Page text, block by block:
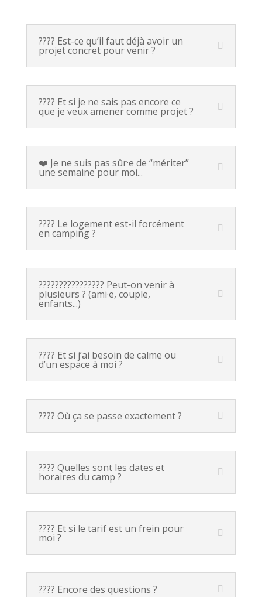
???? Est-ce qu’il faut déjà avoir un
projet concret pour venir ?
???? Et si je ne sais pas encore ce
que je veux amener comme projet ?
❤️ Je ne suis pas sûr·e de “mériter”
une semaine pour moi...
????️ Le logement est-il forcément
en camping ?
????‍????‍????‍???? Peut-on venir à
plusieurs ? (ami·e, couple,
enfants...)
???? Et si j’ai besoin de calme ou
d’un espace à moi ?
???? Où ça se passe exactement ?
???? Quelles sont les dates et
horaires du camp ?
???? Et si le tarif est un frein pour
moi ?
???? Encore des questions ?